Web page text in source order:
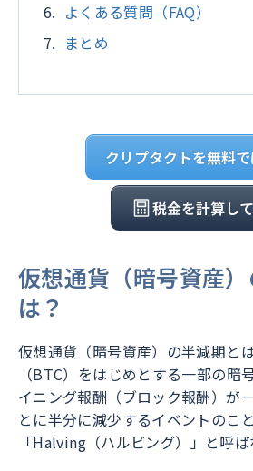
よくある質問（FAQ）
まとめ
クリプタクトを無料
税金を計算し
仮想通貨（暗号資産
は？
仮想通貨（暗号資産）の半減期と
（BTC）をはじめとする一部の暗
イニング報酬（ブロック報酬）が
とに半分に減少するイベントのこ
「Halving（ハルビング）」と呼ば